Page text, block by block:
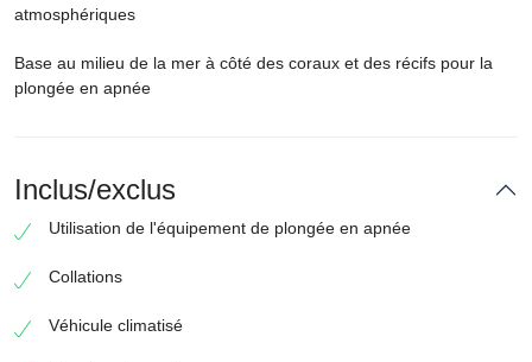
atmosphériques
Base au milieu de la mer à côté des coraux et des récifs pour la
plongée en apnée
Inclus/exclus
Utilisation de l'équipement de plongée en apnée
Collations
Véhicule climatisé